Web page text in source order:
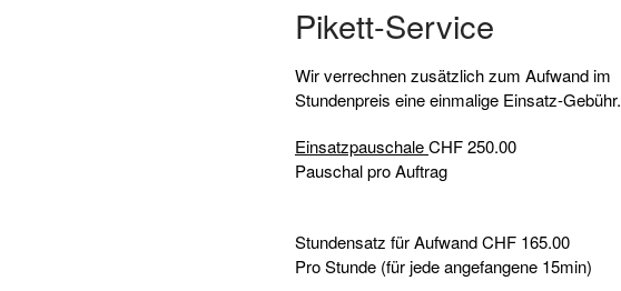
Pikett-Service
Wir verrechnen zusätzlich zum Aufwand im
Stundenpreis eine einmalige Einsatz-Gebühr.
EinsatzpauschaleCHF 250.00
Pauschal pro Auftrag
Stundensatz für AufwandCHF 165.00
Pro Stunde (für jede angefangene 15min)